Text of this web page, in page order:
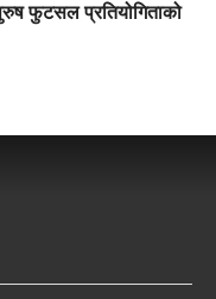
फुटसल प्रतियोगिताको